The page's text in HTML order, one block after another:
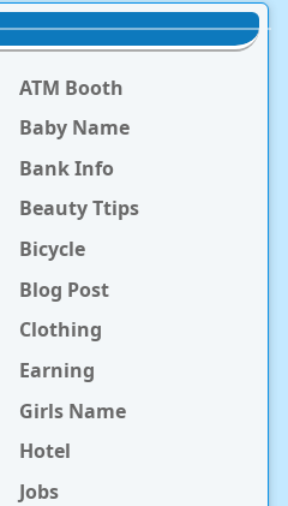
ATM Booth
Baby Name
Bank Info
Beauty Ttips
Bicycle
Blog Post
Clothing
Earning
Girls Name
Hotel
Jobs